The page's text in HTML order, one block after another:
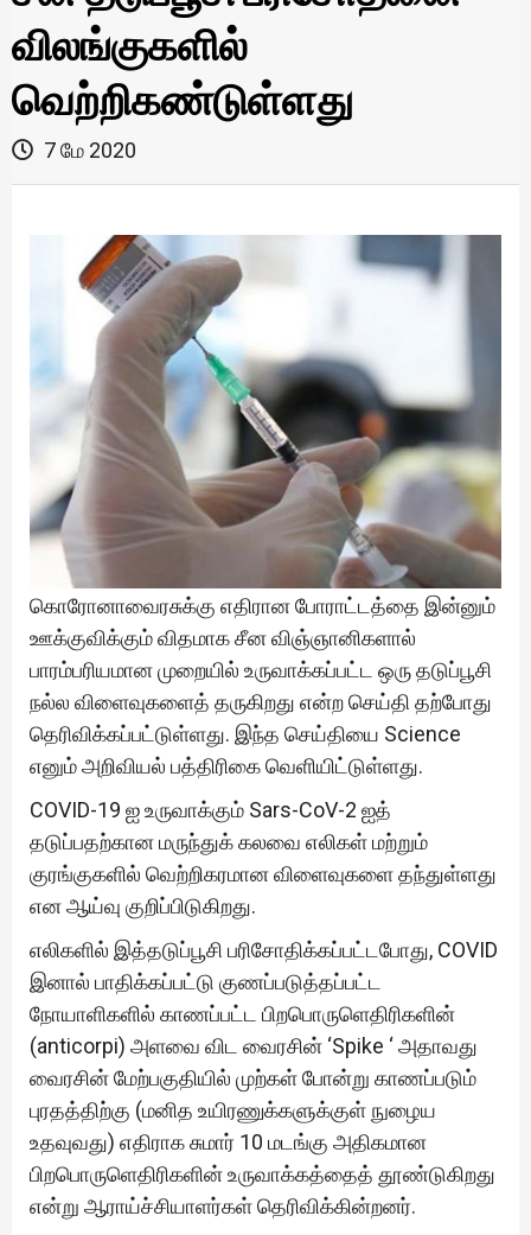
விலங்குகளில்
வெற்றிகண்டுள்ளது
7 மே 2020
கொரோனாவைரசுக்கு எதிரான போராட்டத்தை இன்னும்
ஊக்குவிக்கும் விதமாக சீன விஞ்ஞானிகளால்
பாரம்பரியமான முறையில் உருவாக்கப்பட்ட ஒரு தடுப்பூசி
நல்ல விளைவுகளைத் தருகிறது என்ற செய்தி தற்போது
தெரிவிக்கப்பட்டுள்ளது. இந்த செய்தியை Science
எனும் அறிவியல் பத்திரிகை வெளியிட்டுள்ளது.
COVID-19 ஐ உருவாக்கும் Sars-CoV-2 ஐத்
தடுப்பதற்கான மருந்துக் கலவை எலிகள் மற்றும்
குரங்குகளில் வெற்றிகரமான விளைவுகளை தந்துள்ளது
என ஆய்வு குறிப்பிடுகிறது.
எலிகளில் இத்தடுப்பூசி பரிசோதிக்கப்பட்டபோது, COVID
இனால் பாதிக்கப்பட்டு குணப்படுத்தப்பட்ட
நோயாளிகளில் காணப்பட்ட பிறபொருளெதிரிகளின்
(anticorpi) அளவை விட வைரசின் ‘Spike ‘ அதாவது
வைரசின் மேற்பகுதியில் முற்கள் போன்று காணப்படும்
புரதத்திற்கு (மனித உயிரணுக்களுக்குள் நுழைய
உதவுவது) எதிராக சுமார் 10 மடங்கு அதிகமான
பிறபொருளெதிரிகளின் உருவாக்கத்தைத் தூண்டுகிறது
என்று ஆராய்ச்சியாளர்கள் தெரிவிக்கின்றனர்.